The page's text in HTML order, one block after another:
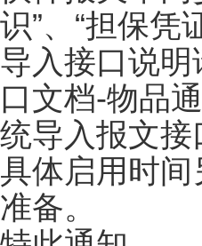
识”、“担保
导入接口说
口文档-物品
统导入报文
具体启用时
准备。